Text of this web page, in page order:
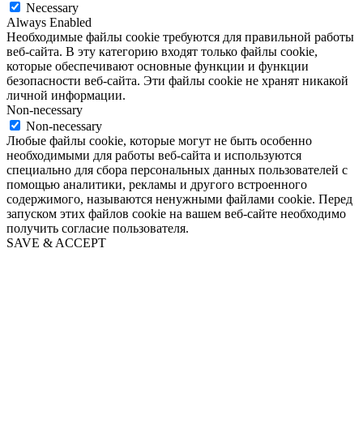
Necessary
Always Enabled
Необходимые файлы cookie требуются для правильной работы
веб-сайта. В эту категорию входят только файлы cookie,
которые обеспечивают основные функции и функции
безопасности веб-сайта. Эти файлы cookie не хранят никакой
личной информации.
Non-necessary
Non-necessary
Любые файлы cookie, которые могут не быть особенно
необходимыми для работы веб-сайта и используются
специально для сбора персональных данных пользователей с
помощью аналитики, рекламы и другого встроенного
содержимого, называются ненужными файлами cookie. Перед
запуском этих файлов cookie на вашем веб-сайте необходимо
получить согласие пользователя.
SAVE & ACCEPT